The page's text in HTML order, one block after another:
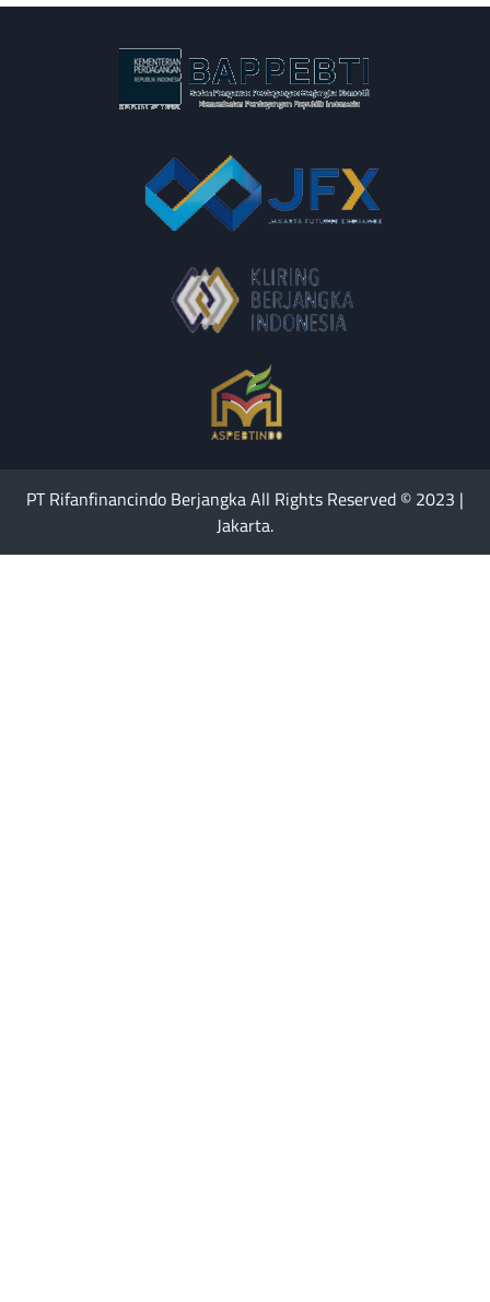
PT Rifanfinancindo Berjangka All Rights Reserved © 2023 |
Jakarta.